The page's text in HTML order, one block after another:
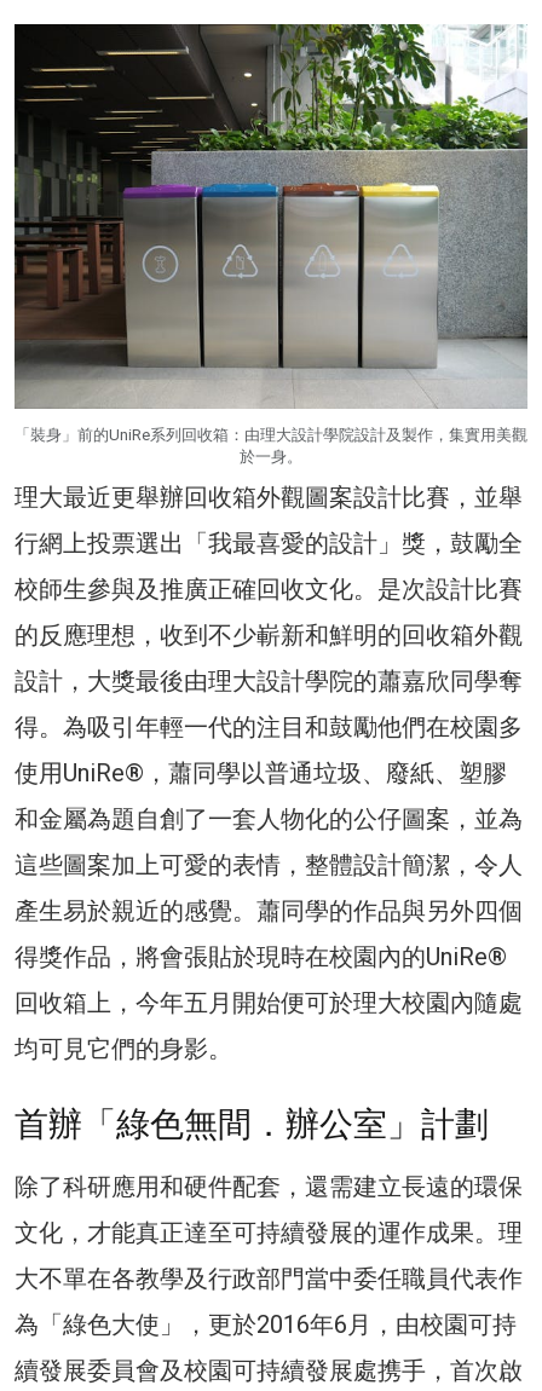
「裝身」前的UniRe系列回收箱：由理大設計學院設計及製作，集實用美觀
於一身。
理大最近更舉辦回收箱外觀圖案設計比賽，並舉
行網上投票選出「我最喜愛的設計」獎，鼓勵全
校師生參與及推廣正確回收文化。是次設計比賽
的反應理想，收到不少嶄新和鮮明的回收箱外觀
設計，大獎最後由理大設計學院的蕭嘉欣同學奪
得。為吸引年輕一代的注目和鼓勵他們在校園多
使用UniRe®，蕭同學以普通垃圾、廢紙、塑膠
和金屬為題自創了一套人物化的公仔圖案，並為
這些圖案加上可愛的表情，整體設計簡潔，令人
產生易於親近的感覺。蕭同學的作品與另外四個
得獎作品，將會張貼於現時在校園內的UniRe®
回收箱上，今年五月開始便可於理大校園內隨處
均可見它們的身影。
首辦「綠色無間．辦公室」計劃
除了科研應用和硬件配套，還需建立長遠的環保
文化，才能真正達至可持續發展的運作成果。理
大不單在各教學及行政部門當中委任職員代表作
為「綠色大使」，更於2016年6月，由校園可持
續發展委員會及校園可持續發展處携手，首次啟